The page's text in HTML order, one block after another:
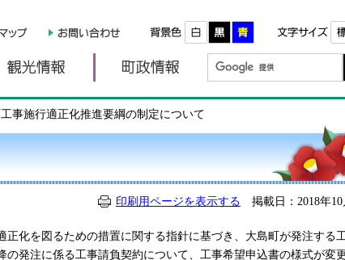
との情報 観光情報 町政情報
事施行適正化推進要綱の制定について
印刷用ページを表示する 掲載日：2018年10
化を図るための措置に関する指針に基づき、大島町が発注する
発注に係る工事請負契約について、工事希望申込書の様式が変